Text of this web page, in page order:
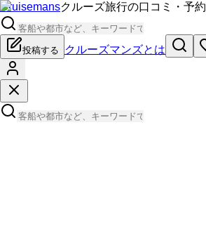
Cruisemansクルーズ旅行の口コミ・予
投稿する クルーズマンズとは